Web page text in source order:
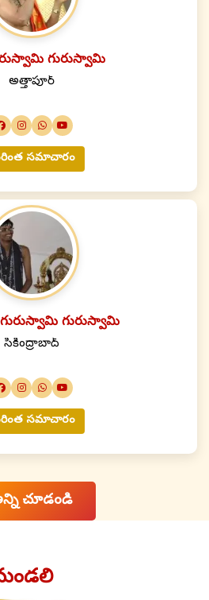
గురుస్వామి
అత్తాపూర్
సమాచారం
గురుస్వామి
సికింద్రాబాద్
సమాచారం
చూడండి